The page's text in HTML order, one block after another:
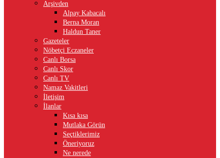
Arşivden
Alpay Kabacalı
Berna Moran
Haldun Taner
Gazeteler
Nöbetçi Eczaneler
Canlı Borsa
Canlı Skor
Canlı TV
Namaz Vakitleri
İletişim
İlanlar
Kısa kısa
Mutlaka Görün
Seçtiklerimiz
Öneriyoruz
Ne nerede